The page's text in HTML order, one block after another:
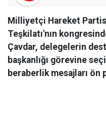
Milliyetçi Hareket
Teşkilatı'nın
Çavdar, delegelerin
başkanlığı görevine
beraberlik mesajları ön